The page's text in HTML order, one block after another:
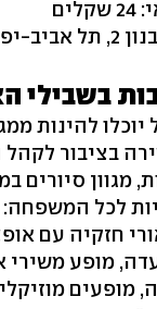
יפו
בשבילי
להינות
בציבור לקהל
מגוון סיורים
לכל המשפחה:
חזקיה עם
מופע משירי
מופעים